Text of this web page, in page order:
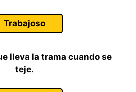
Trabajoso
lleva la trama cuando se
teje.